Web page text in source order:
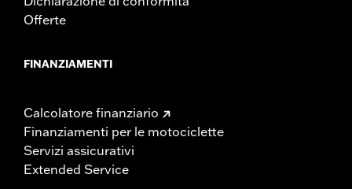
Offerte
FINANZIAMENTI
Calcolatore finanziario
Finanziamenti per le motociclette
Servizi assicurativi
Extended Service